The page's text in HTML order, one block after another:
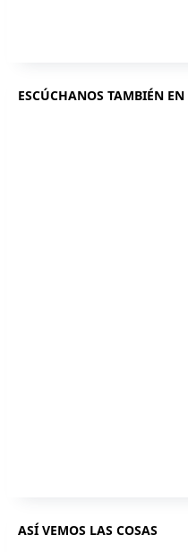
ESCÚCHANOS TAMBIÉN
ASÍ VEMOS LAS COSAS